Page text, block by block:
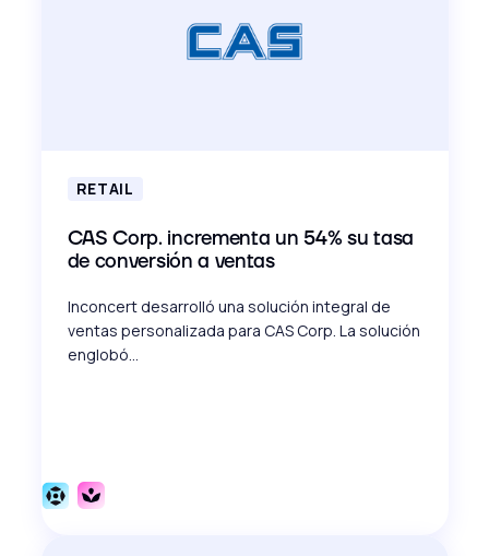
RETAIL
CAS Corp. incrementa un 54% su tasa
de conversión a ventas
Inconcert desarrolló una solución integral de
ventas personalizada para CAS Corp. La solución
englobó...